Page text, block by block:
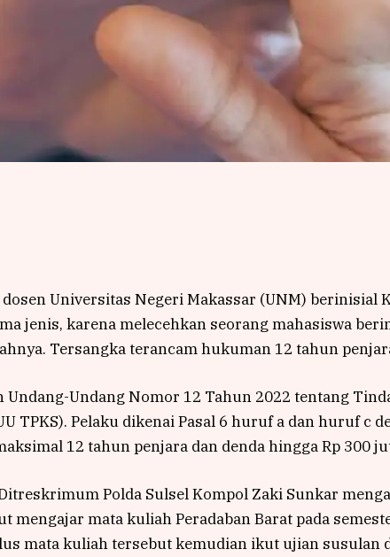
Universitas Negeri Makassar (UNM) berinisial
jenis, karena melecehkan seorang mahasiswa
Tersangka terancam hukuman 12 tahun
Undang-Undang Nomor 12 Tahun 2022 tentang
TPKS). Pelaku dikenai Pasal 6 huruf a dan huruf c
12 tahun penjara dan denda hingga Rp 300
Polda Sulsel Kompol Zaki Sunkar
mengajar mata kuliah Peradaban Barat pada
mata kuliah tersebut kemudian ikut ujian susulan